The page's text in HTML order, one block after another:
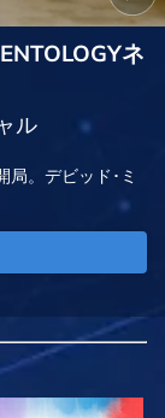
ネ
ル
。デビッド･ミ